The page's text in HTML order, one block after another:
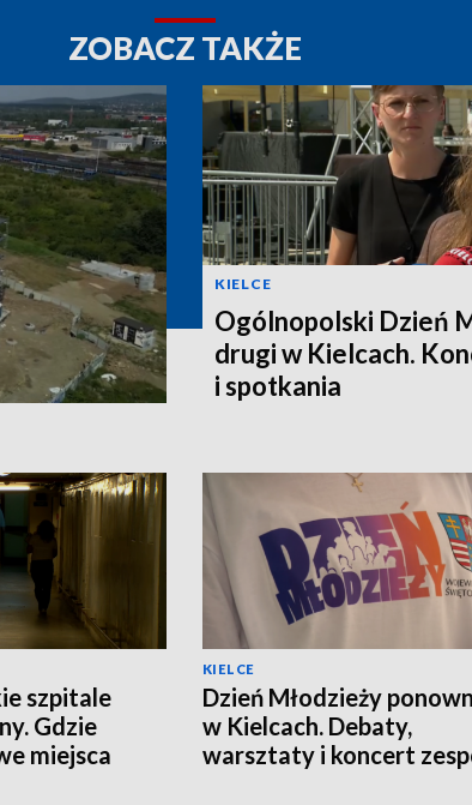
ZOBACZ TAKŻE
KIELCE
Ogólnopolski Dzień
drugi w Kielcach.
i spotkania
szpitale
Gdzie
miejsca
KIELCE
Dzień Młodzieży
w Kielcach. Debaty,
warsztaty i koncert